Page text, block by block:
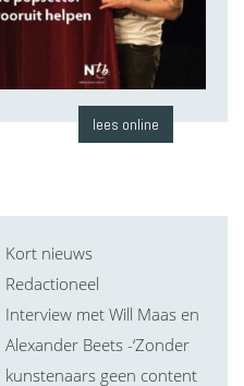
lees online
Kort nieuws
Redactioneel
Interview met Will Maas en
Alexander Beets -‘Zonder
kunstenaars geen content